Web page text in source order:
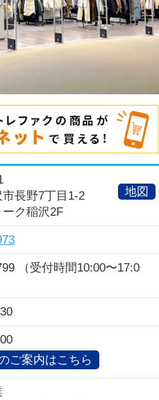
長野7丁目1-2
ーク稲沢2F
地図
（受付時間10:00〜17:0
ご案内はこちら